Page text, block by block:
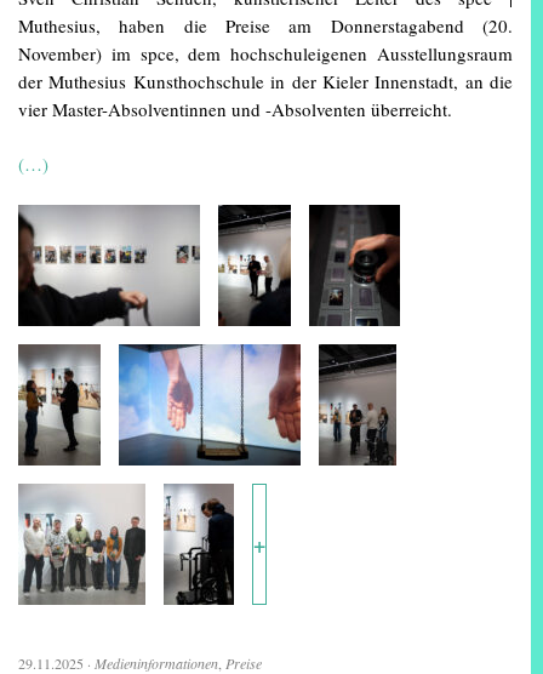
Muthesius, haben die Preise am Donnerstagabend (20.
November) im spce, dem hochschuleigenen Ausstellungsraum
der Muthesius Kunsthochschule in der Kieler Innenstadt, an die
vier Master-Absolventinnen und -Absolventen überreicht.
(…)
+
29.11.2025 · Medieninformationen Preise